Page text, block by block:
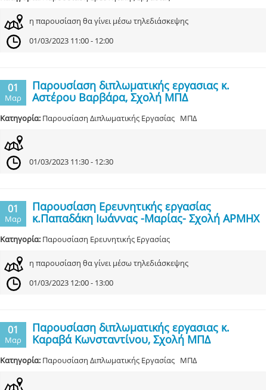
η παρουσίαση θα γίνει μέσω τηλεδιάσκεψης
01/03/2023 11:00 - 12:00
01
Μαρ
Παρουσίαση διπλωματικής εργασιας κ.
Αστέρου Βαρβάρα, Σχολή ΜΠΔ
Κατηγορία: Παρουσίαση Διπλωματικής Εργασίας ΜΠΔ
01/03/2023 11:30 - 12:30
01
Μαρ
Παρουσίαση Ερευνητικής εργασίας
κ.Παπαδάκη Ιωάννας -Μαρίας- Σχολή ΑΡΜΗΧ
Κατηγορία: Παρουσίαση Ερευνητικής Εργασίας
η παρουσίαση θα γίνει μέσω τηλεδιάσκεψης
01/03/2023 12:00 - 13:00
01
Μαρ
Παρουσίαση διπλωματικής εργασιας κ.
Καραβά Κωνσταντίνου, Σχολή ΜΠΔ
Κατηγορία: Παρουσίαση Διπλωματικής Εργασίας ΜΠΔ